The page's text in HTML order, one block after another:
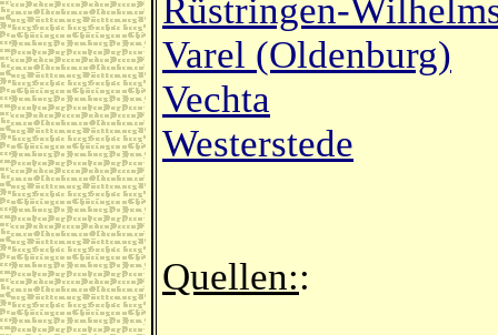
Rüstringen-
Varel (Oldenburg)
Vechta
Westerstede
Quellen::